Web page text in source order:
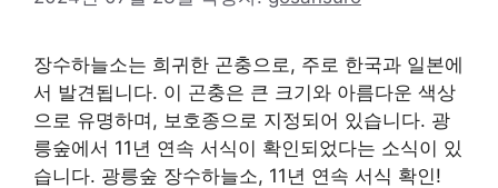
장수하늘소는 희귀한 곤충으로, 주로 한국과 일본에
서 발견됩니다. 이 곤충은 큰 크기와 아름다운 색상
으로 유명하며, 보호종으로 지정되어 있습니다. 광
릉숲에서 11년 연속 서식이 확인되었다는 소식이 있
습니다. 광릉숲 장수하늘소, 11년 연속 서식 확인!